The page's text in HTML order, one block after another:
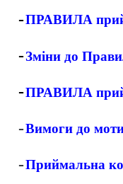
-ПРАВИЛА
-Зміни до
-ПРАВИЛА
-Вимоги до
-Приймальна